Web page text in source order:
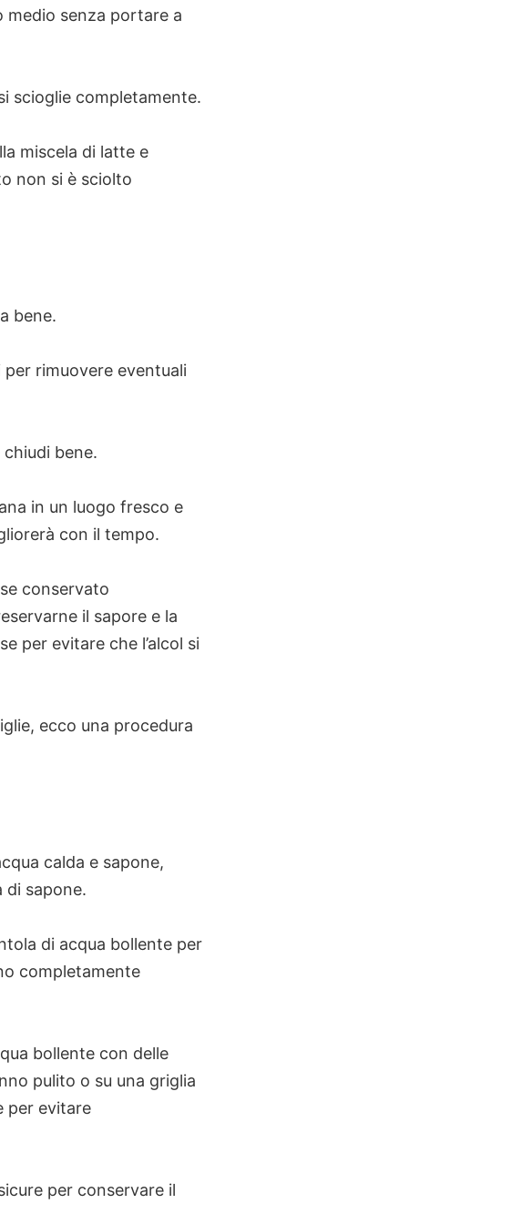
medio senza portare a
scioglie completamente.
miscela di latte e
non si è sciolto
bene.
rimuovere eventuali
bene.
in un luogo fresco e
con il tempo.
conservato
il sapore e la
per evitare che l’alcol si
ecco una procedura
calda e sapone,
di sapone.
di acqua bollente per
completamente
bollente con delle
pulito o su una griglia
per evitare
per conservare il